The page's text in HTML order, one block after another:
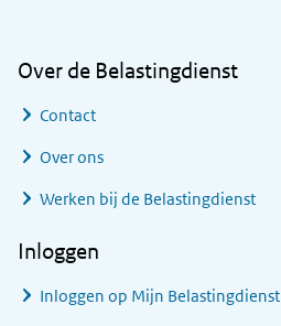
Over de Belastingdienst
Contact
Over ons
Werken bij de Belastingdienst
Inloggen
Inloggen op Mijn Belastingdienst